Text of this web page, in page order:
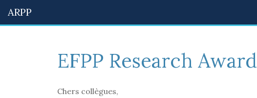
ARPP
EFPP Research Award
Chers collègues,